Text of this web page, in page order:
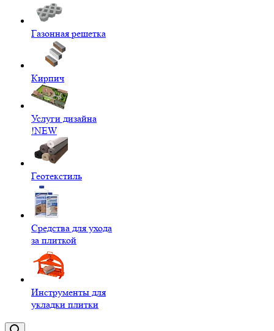
Газонная решетка
Кирпич
Услуги дизайна
!NEW
Геотекстиль
Средства для ухода
за плиткой
Инструменты для
укладки плитки